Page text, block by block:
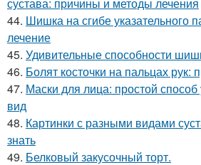
44. Шишка на сгибе указательного
лечение
45. Удивительные способности
46. Болят косточки на пальцах рук:
47. Маски для лица: простой
вид
48. Картинки с разными видами
знать
49. Белковый закусочный торт.